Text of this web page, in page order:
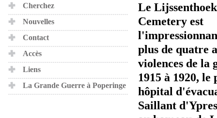
Cherchez
Nouvelles
Contact
Accès
Liens
La Grande Guerre à Poperinge
Le
Cemetery est
plus de quatre
violences de la
1915 à 1920, le
hôpital
Saillant